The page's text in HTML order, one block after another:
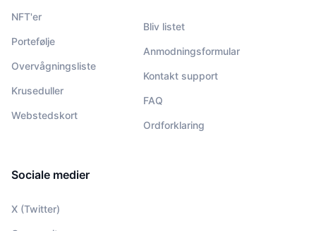
NFT'er
Portefølje
Overvågningsliste
Kruseduller
Webstedskort
Bliv listet
Anmodningsformular
Kontakt support
FAQ
Ordforklaring
Sociale medier
X (Twitter)